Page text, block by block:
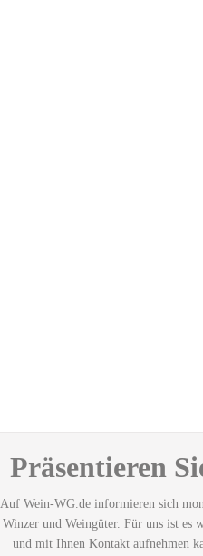
Präsentieren
Auf Wein-WG.de informieren sich
Winzer und Weingüter. Für uns ist es
und mit Ihnen Kontakt aufnehmen